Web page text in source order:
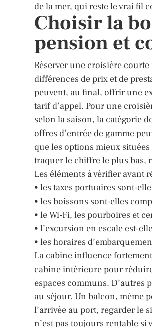
de la mer, qui reste le vrai fil
Choisir la
pension et
Réserver une croisière
différences de prix et de
peuvent, au final, offrir une
tarif d’appel. Pour une
selon la saison, la catégorie
offres d’entrée de gamme
que les options mieux
traquer le chiffre le plus bas,
Les éléments à vérifier avant
• les taxes portuaires sont-
• les boissons sont-elles
• le Wi-Fi, les pourboires et
• l’excursion en escale est-
• les horaires
La cabine influence
cabine intérieure pour
espaces communs.
au séjour. Un balcon, même
l’arrivée au port, regarder le
n’est pas toujours rentable si